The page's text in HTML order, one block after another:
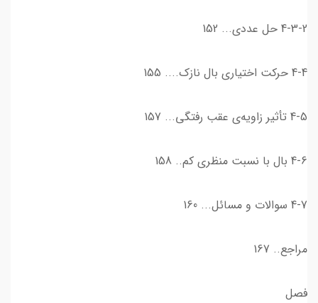
4-3-2 حل عددي... 152
4-4 حركت اختياري بال نازك.... 155
4-5 تأثیر زاويه‌ی عقب رفتگي... 157
4-6 بال با نسبت منظري كم.. 158
4-7 سوالات و مسائل... 160
مراجع.. 167
فصل